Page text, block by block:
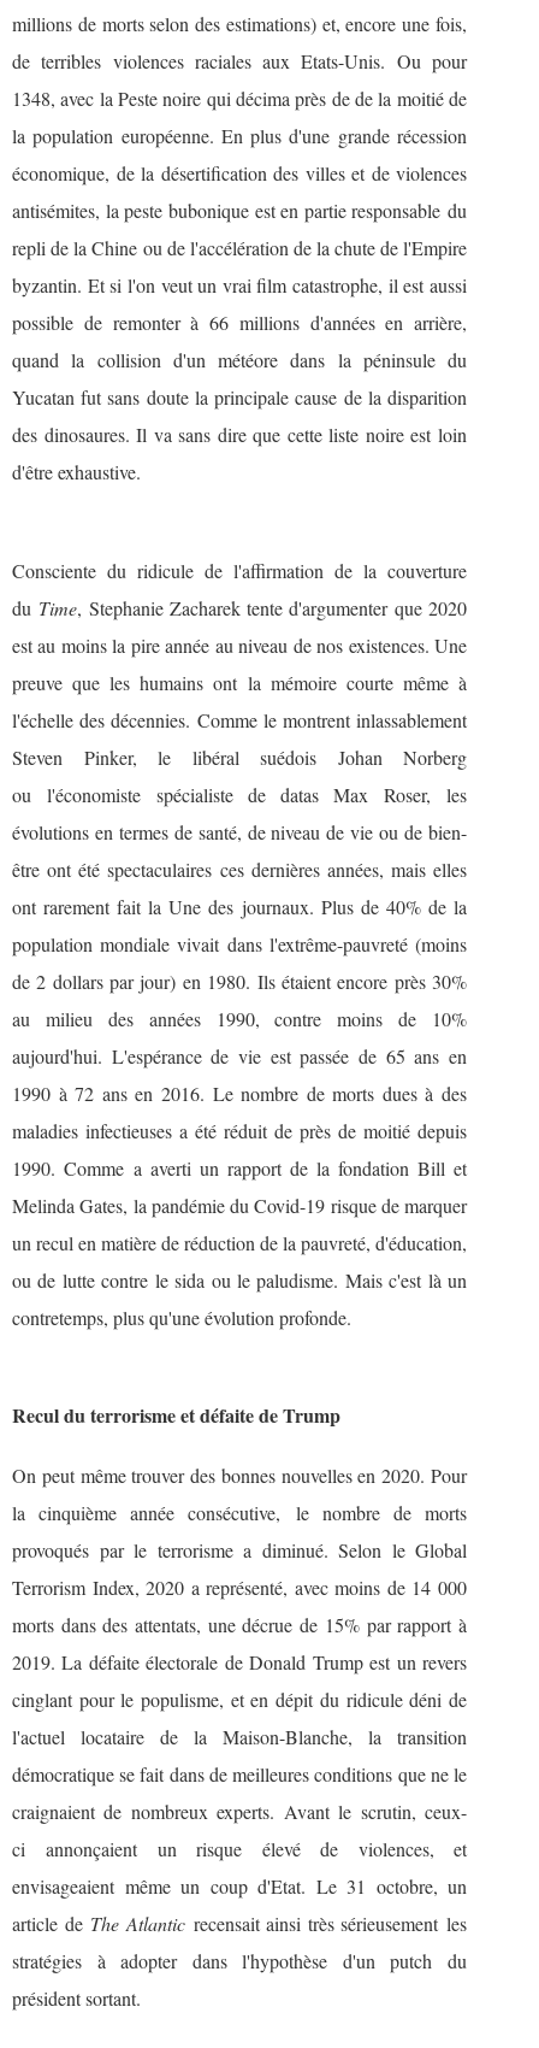
millions de morts selon des estimations) et, encore une fois,
de terribles violences raciales aux Etats-Unis. Ou pour
1348, avec la Peste noire qui décima près de de la moitié de
la population européenne. En plus d'une grande récession
économique, de la désertification des villes et de violences
antisémites, la peste bubonique est en partie responsable du
repli de la Chine ou de l'accélération de la chute de l'Empire
byzantin. Et si l'on veut un vrai film catastrophe, il est aussi
possible de remonter à 66 millions d'années en arrière,
quand la collision d'un météore dans la péninsule du
Yucatan fut sans doute la principale cause de la disparition
des dinosaures. Il va sans dire que cette liste noire est loin
d'être exhaustive.
Consciente du ridicule de l'affirmation de la couverture
du Time, Stephanie Zacharek tente d'argumenter que 2020
est au moins la pire année au niveau de nos existences. Une
preuve que les humains ont la mémoire courte même à
l'échelle des décennies. Comme le montrent inlassablement
Steven Pinker, le libéral suédois Johan Norberg
oul'économiste spécialiste de datas Max Roser, les
évolutions en termes de santé, de niveau de vie ou de bien-
être ont été spectaculaires ces dernières années, mais elles
ont rarement fait la Une des journaux. Plus de 40% de la
population mondiale vivait dans l'extrême-pauvreté (moins
de 2 dollars par jour) en 1980. Ils étaient encore près 30%
au milieu des années 1990, contre moins de 10%
aujourd'hui. L'espérance de vie est passée de 65 ans en
1990 à 72 ans en 2016. Le nombre de morts dues à des
maladies infectieuses a été réduit de près de moitié depuis
1990. Comme a averti un rapport de la fondation Bill et
Melinda Gates, la pandémie du Covid-19 risque de marquer
un recul en matière de réduction de la pauvreté, d'éducation,
ou de lutte contre le sida ou le paludisme. Mais c'est là un
contretemps, plus qu'une évolution profonde.
Recul du terrorisme et défaite de Trump
On peut même trouver des bonnes nouvelles en 2020. Pour
la cinquième année consécutive, le nombre de morts
provoqués par le terrorisme a diminué. Selon le Global
Terrorism Index, 2020 a représenté, avec moins de 14 000
morts dans des attentats, une décrue de 15% par rapport à
2019. La défaite électorale de Donald Trump est un revers
cinglant pour le populisme, et en dépit du ridicule déni de
l'actuel locataire de la Maison-Blanche, la transition
démocratique se fait dans de meilleures conditions que ne le
craignaient de nombreux experts. Avant le scrutin, ceux-
ciannonçaient un risque élevé de violences, et
envisageaient même un coup d'Etat. Le 31 octobre, un
article de The Atlantic recensait ainsi très sérieusement les
stratégies à adopter dans l'hypothèse d'un putch du
président sortant.